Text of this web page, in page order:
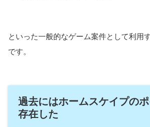
といった一般的なゲーム案件として利用
です。
過去にはホームスケイプの
存在した